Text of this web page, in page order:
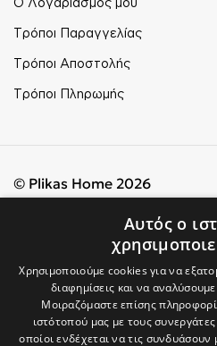
Τρόποι Παραγγελίας
Τρόποι Αποστολής
Τρόποι Πληρωμής
© Plikas Home 2026
Αυτός ο
Χρησιμοποιούμε cookies για να
διαφημίσεις και να
Μοιραζόμαστε επίσης
ιστότοπού μας με τους
οποίοι ενδέχεται να τις